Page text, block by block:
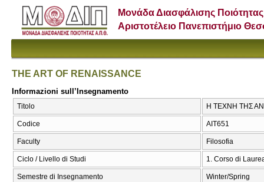
Μονάδα Διασφάλισης Ποιότητας
Αριστοτέλειο Πανεπιστήμιο
THE ART OF RENAISSANCE
Informazioni sull’Insegnamento
Titolo Η ΤΕΧΝΗ ΤΗΣ
Codice ΑΙΤ651
Faculty Filosofia
Ciclo / Livello di Studi 1. Corso di
Semestre di Insegnamento Winter/Spring